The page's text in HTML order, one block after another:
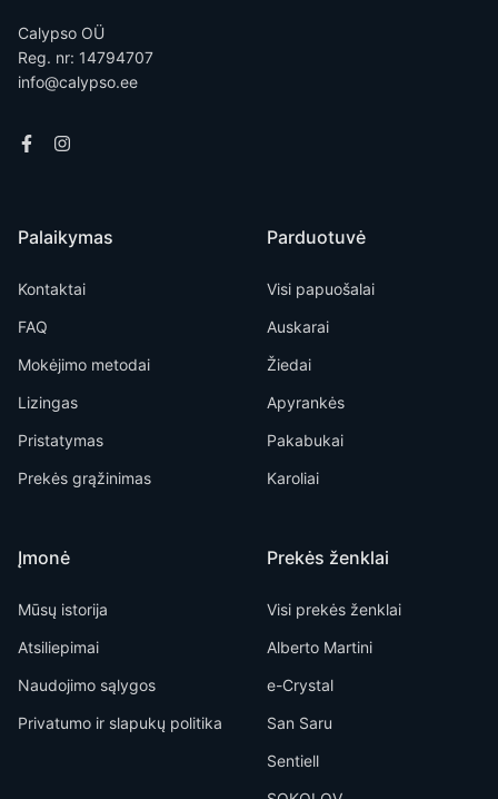
Calypso OÜ
Reg. nr: 14794707
info@calypso.ee
Palaikymas
Kontaktai
FAQ
Mokėjimo metodai
Lizingas
Pristatymas
Prekės grąžinimas
Įmonė
Mūsų istorija
Atsiliepimai
Naudojimo sąlygos
Privatumo ir slapukų politika
Parduotuvė
Visi papuošalai
Auskarai
Žiedai
Apyrankės
Pakabukai
Karoliai
Prekės ženklai
Visi prekės ženklai
Alberto Martini
e-Crystal
San Saru
Sentiell